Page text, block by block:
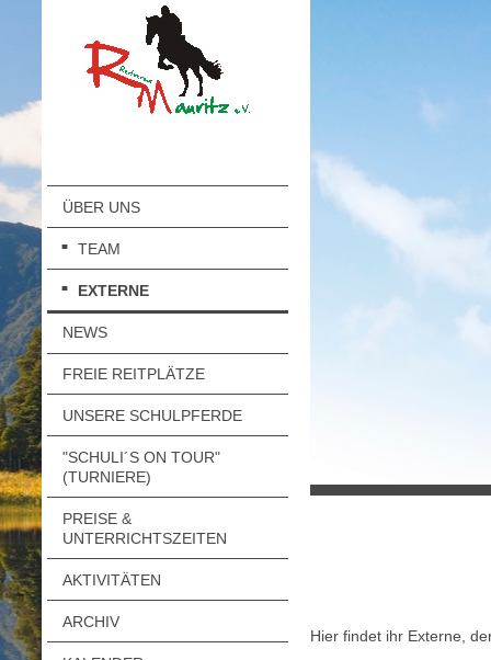
ÜBER UNS
TEAM
EXTERNE
NEWS
FREIE REITPLÄTZE
UNSERE SCHULPFERDE
"SCHULI´S ON TOUR"
(TURNIERE)
PREISE &
UNTERRICHTSZEITEN
AKTIVITÄTEN
ARCHIV
Hier findet ihr Externe,